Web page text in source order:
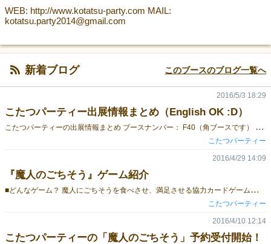
WEB: http://www.kotatsu-party.com MAIL:
kotatsu.party2014@gmail.com
新着ブログ このブースのブログ一覧へ
こたつパーティー出展情報まとめ（English OK :D）
こ
たつパーティーの出展情報まとめ ブースナンバー： F40（角ブースです） 試遊卓： あり Website: http://www.kotatsu-party.com/ 出展作品その1 「魔人のごちそう」 内容物： ●ごちそうカード：３２枚（カードサイズ：63×88mm） ●注文カード：１９枚（カードサイズ：55×91mm） ●魔法の宝石：５個 ●魔法のチップ：１０枚 ●サマリーカード：２枚（カードサイズ：55×91mm） ●説明書：１部 コンセプト： 腹ペコ魔人に料理をふるまう協力カードゲーム ３行紹介： 難易度高めの協力型ゲーム 様々な制限の中、効果的にお題を達成していこう 連続クリアボーナスの魔法の宝石でゲームを有利に進めよう 頒布価格： １，８００円 プレイ人数： １～４人 プレイ時間： ２０～３０分 ルール詳細： ＞＞ 説明書 ＜＜ Rule book (English): ＞＞ English Rule ＜＜ 予約特典： 魔人のごちそうスペシャル★５注文カード 出展作品その２ 「CITRUS×CITRUS」 内容物： ●コースター２種×５枚 ●ランチョンマット ●ルールブック１枚 コンセプト： 毎日の中で、使って、遊べる ３行紹介： ランチョンマットのボードに コースターを投げて遊べる ３種類のゲームルールがあるよ 頒布価格： １，５００円 プレイ人数： ２人 ルール詳細： http://yyyacooo.com/citrus-rule.zip
2016/5/3 18:29
こたつパーティー
『魔人のごちそう』ゲーム紹介
■
どんなゲーム？ 魔人にごちそうを食べさせ、満足させる協力カードゲームです。 ■ゲームの流れ 全４ラウンドを行います。 【勝利条件】 全ての注文カードをクリアする 【敗北条件】 場に出せるカードの上限枚数が超えてしまう ■手番にやること 手番に行うことは、主に以下の３種類です。 ※魔法のチップがあれば手札を出す前に使用できます。 手札を１枚出す 手札を１枚補充する 場のカード枚数を確認する １．手札を１枚出す ４カ所に並んでいる注文カードのいずれかに、手札を１枚出します。 出し方は「表向き」と「裏向き」の２種類。 『表向きに出す』 出した時に注文カードの条件を全て満たしていれば、クリアしたことになる。 注文カードを裏向きにします。 （上の写真はクリアしているので、本来は注文カードが裏向き。） 『裏向きに出す』 残りの手札を捨て、捨てた枚数分のごちそうカードを山札から引く。 ２．手札を１枚補充する ごちそうカードを山札から１枚引きます。 （ゲーム開始時は、手札は合計３枚です。） ３．場札のカード枚数を確認する 注文カードの下に置かれているごちそうカードの枚数の合計を確認します。 ゲーム開始時は、８枚。上限枚数を超えると敗北します。 ■ごちそうカード プレイヤーの手札になるカード。 全4色、1〜8までの合計32枚あります。 黄色：カレー、青色：チキン、緑色：ハンバーガー、赤色：パスタ ■注文カード 魔人が出すお題カード。レベルが４種類あります。（合計１９枚） レベル１：最低１枚でクリアできる（６枚） レベル２：最低２枚でクリアできる（６枚） レベル３、５：最低３枚でクリアできる（６枚、１枚） ゲーム中この中から、１６枚クリアすればゲームに勝利します。 ラウンド毎にレベルの組み合わせが異なります。 ラウンドが進むにつれて、クリアするのに必要な枚数が多くなります。 ■連続クリアボーナス 連続で注文カードのお題をクリアすると、魔法の石を１つ獲得します。 この石を使うと、魔法のチップを獲得することができます。 ■魔法のチップ 全６種類のチップがあり、場札の上限や手札の上限を増やすことができます。 これらのチップは、手番開始時に使うことができます。 ・Skip：手番を飛ばします ・Draw：２枚手札を捨て、２枚手札を引きます ・Remove：注文カードに出ている、ごちそうカードを１枚取り除きます ・Dish+1：注文カードに出せる、ごちそうカードの合計が１枚増えます ・Hand+：全プレイヤーの手札を１枚追加します ・Dish+2：注文カードに出せる、ごちそうカードの合計が１枚増えます ■協力時の制限について 手札の具体的な数字、色、料理名などを言わなければオーケー。 ■ラウンドの終了 全ての注文カードのお題をクリアすると、ラウンドが終了します。 ■ゲームの終了 ４ラウンド目が終了すると、ゲームが終了します。 ☆ポイント☆ なるべく連続クリアすることを心がけ、効果の強い魔法のチップを入手するのです。 ■取り置き予約 当日の取り置き予約は、【５月３日迄】です。 予約特典で、追加で注文カードがつきますよ。 ＞＞ 予約サイト ＜＜ 実際の完成品はこのような感じになっております。 みなさんのご予約お待ちしております～
2016/4/29 14:09
こたつパーティー
こたつパーティーの「魔人のごちそう」予約受付開始！
2016/4/10 12:14